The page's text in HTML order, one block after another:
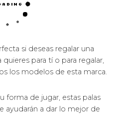
si deseas regalar una
para tí o para regalar,
los modelos de esta marca.
forma de jugar, estas palas
ayudarán a dar lo mejor de